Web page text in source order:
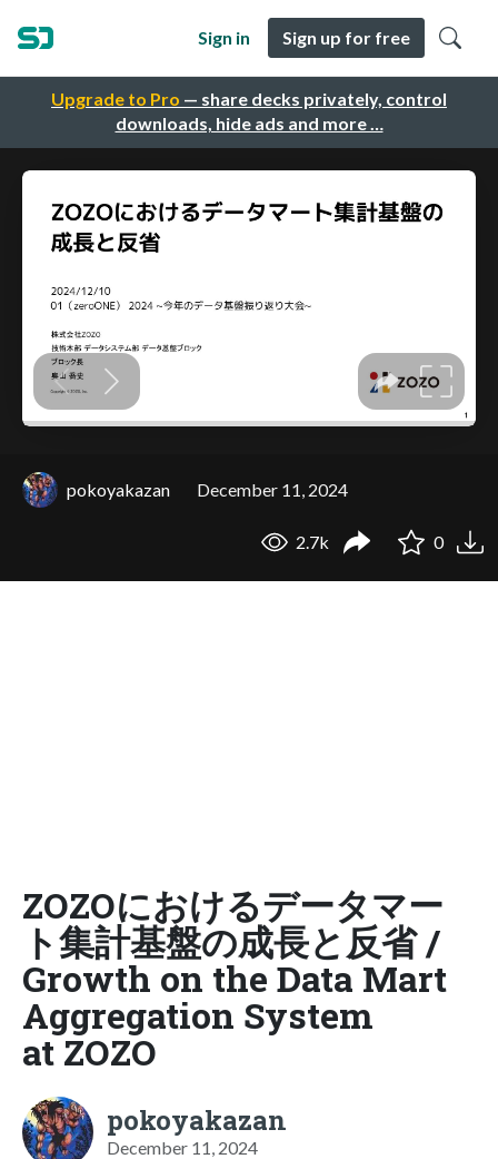
Upgrade to Pro — share decks privately, control
downloads, hide ads and more …
Sign in Sign up for free
pokoyakazan December 11, 2024
2.7k 0
ZOZOにおけるデータマー
ト集計基盤の成長と反省 /
Growth on the Data Mart
Aggregation System
at ZOZO
pokoyakazan
December 11, 2024